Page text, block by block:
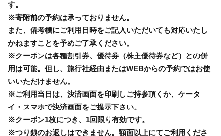
す。
※寄附前の予約は承っておりません。
また、備考欄にご利用日時をご記入いただいても対応いたし
かねますことを予めご了承ください。
※クーポンは各種割引券、優待券（株主優待券など）との併
用は可能。但し、旅行社経由またはWEBからの予約ではお使
いいただけません。
※ご利用当日は、決済画面を印刷しご持参頂くか、ケータ
イ・スマホで決済画面をご提示下さい。
※クーポン1枚につき、1回限り有効です。
※つり銭のお返しはできません。額面以上にてご利用くださ